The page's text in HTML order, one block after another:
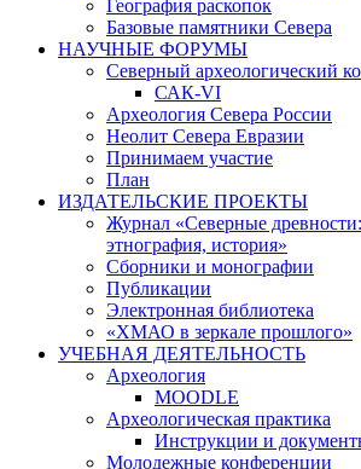
География раскопок
Базовые памятники Севера
НАУЧНЫЕ ФОРУМЫ
Северный археологический
САК-VI
Археология Севера России
Неолит Севера Евразии
Принимаем участие
План
ИЗДАТЕЛЬСКИЕ ПРОЕКТЫ
Журнал «Северные
этнография, история»
Сборники и монографии
Публикации
Электронная библиотека
«ХМАО в зеркале прошлого»
УЧЕБНАЯ ДЕЯТЕЛЬНОСТЬ
Археология
MOODLE
Археологическая практика
Инструкции и
Молодежные конференции